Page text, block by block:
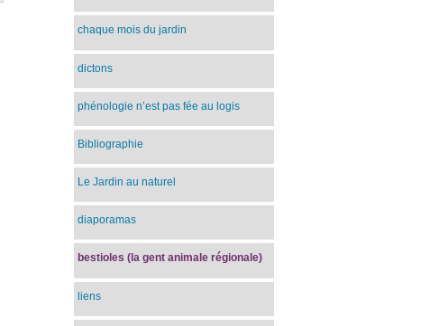
chaque mois du jardin
dictons
phénologie n’est pas fée au logis
Bibliographie
Le Jardin au naturel
diaporamas
bestioles (la gent animale régionale)
liens